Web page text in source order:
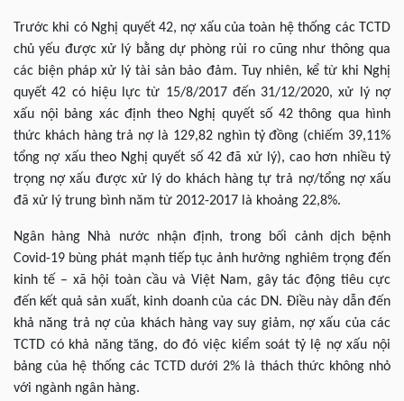
Trước khi có Nghị quyết 42, nợ xấu của toàn hệ thống các TCTD
chủ yếu được xử lý bằng dự phòng rủi ro cũng như thông qua
các biện pháp xử lý tài sản bảo đảm. Tuy nhiên, kể từ khi Nghị
quyết 42 có hiệu lực từ 15/8/2017 đến 31/12/2020, xử lý nợ
xấu nội bảng xác định theo Nghị quyết số 42 thông qua hình
thức khách hàng trả nợ là 129,82 nghìn tỷ đồng (chiếm 39,11%
tổng nợ xấu theo Nghị quyết số 42 đã xử lý), cao hơn nhiều tỷ
trọng nợ xấu được xử lý do khách hàng tự trả nợ/tổng nợ xấu
đã xử lý trung bình năm từ 2012-2017 là khoảng 22,8%.
Ngân hàng Nhà nước nhận định, trong bối cảnh dịch bệnh
Covid-19 bùng phát mạnh tiếp tục ảnh hưởng nghiêm trọng đến
kinh tế – xã hội toàn cầu và Việt Nam, gây tác động tiêu cực
đến kết quả sản xuất, kinh doanh của các DN. Điều này dẫn đến
khả năng trả nợ của khách hàng vay suy giảm, nợ xấu của các
TCTD có khả năng tăng, do đó việc kiểm soát tỷ lệ nợ xấu nội
bảng của hệ thống các TCTD dưới 2% là thách thức không nhỏ
với ngành ngân hàng.